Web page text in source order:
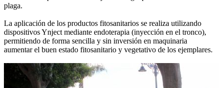
plaga.
La aplicación de los productos fitosanitarios se realiza utilizando
dispositivos Ynject mediante endoterapia (inyección en el tronco),
permitiendo de forma sencilla y sin inversión en maquinaria
aumentar el buen estado fitosanitario y vegetativo de los ejemplares.